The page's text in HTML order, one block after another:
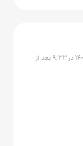
۲۳ خرداد ۱۴۰۰ در ۹:۳۳ بعد از